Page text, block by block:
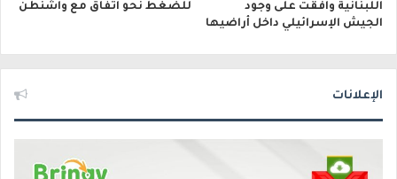
اللبنانية وافقت على وجود
الجيش الإسرائيلي داخل أراضيها
للضغط نحو اتفاق مع واشنطن
الإعلانات